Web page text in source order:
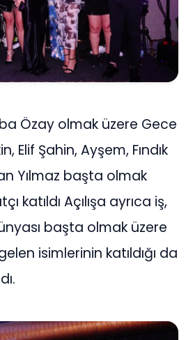
Özay olmak üzere Gece
Elif Şahin, Ayşem, Fındık
Yılmaz başta olmak
katıldı Açılışa ayrıca iş,
başta olmak üzere
isimlerinin katıldığı da